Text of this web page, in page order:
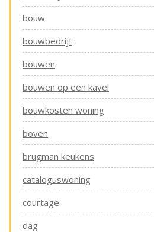
bouw
bouwbedrijf
bouwen
bouwen op een kavel
bouwkosten woning
boven
brugman keukens
cataloguswoning
courtage
dag